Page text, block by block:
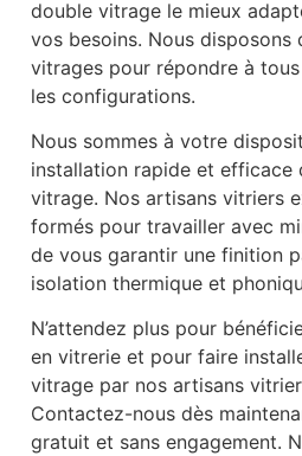
double vitrage le mieux
vos besoins. Nous disposons
vitrages pour répondre à
les configurations.
Nous sommes à votre
installation rapide et efficace
vitrage. Nos artisans vitriers
formés pour travailler avec
de vous garantir une finition
isolation thermique et
N’attendez plus pour
en vitrerie et pour faire
vitrage par nos artisans
Contactez-nous dès
gratuit et sans engagement.